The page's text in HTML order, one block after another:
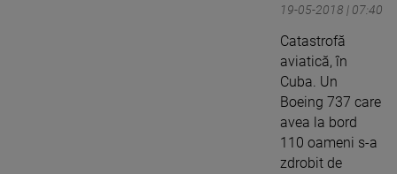
19-05-2018 | 07:40
Catastrofă
aviatică, în
Cuba. Un
Boeing 737 care
avea la bord
110 oameni s-a
zdrobit de